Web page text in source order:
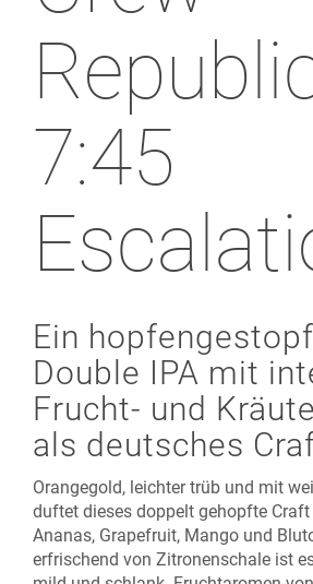
7:45
Ein
Double IPA mit
Frucht- und
als deutsches
Orangegold, leichter trüb und mit
duftet dieses doppelt gehopfte
Ananas, Grapefruit, Mango und
erfrischend von Zitronenschale ist